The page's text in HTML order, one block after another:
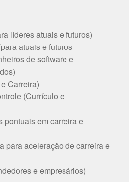
líderes atuais e futuros)
atuais e futuros
de software e
Carreira)
(Currículo e
pontuais em carreira e
para aceleração de carreira e
e empresários)